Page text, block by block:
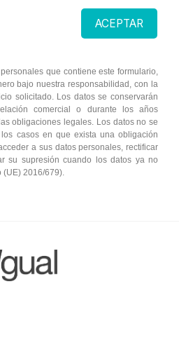
ACEPTAR
que contiene este formulario,
bajo nuestra responsabilidad, con la
solicitado. Los datos se conservarán
comercial o durante los años
obligaciones legales. Los datos no se
casos en que exista una obligación
a sus datos personales, rectificar
su supresión cuando los datos ya no
2016/679).